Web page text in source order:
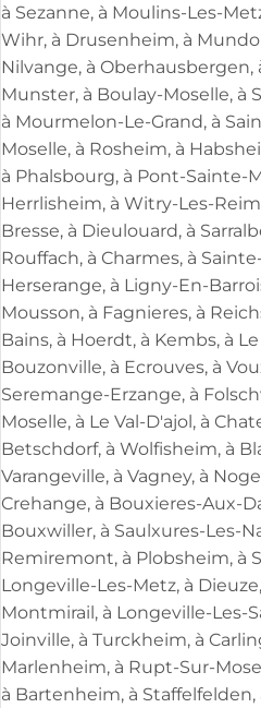
à Sezanne, à Moulins-Les-
Wihr, à Drusenheim, à
Nilvange, à Oberhausbergen,
Munster, à Boulay-Moselle, à
à Mourmelon-Le-Grand, à
Moselle, à Rosheim, à
à Phalsbourg, à Pont-Sainte-
Herrlisheim, à Witry-Les-
Bresse, à Dieulouard, à
Rouffach, à Charmes, à
Herserange, à Ligny-En-
Mousson, à Fagnieres, à
Bains, à Hoerdt, à Kembs, à
Bouzonville, à Ecrouves, à
Seremange-Erzange, à
Moselle, à Le Val-D'ajol, à
Betschdorf, à Wolfisheim, à
Varangeville, à Vagney, à
Crehange, à Bouxieres-Aux-
Bouxwiller, à Saulxures-Les-
Remiremont, à Plobsheim, à
Longeville-Les-Metz, à
Montmirail, à Longeville-Les-
Joinville, à Turckheim, à
Marlenheim, à Rupt-Sur-
à Bartenheim, à